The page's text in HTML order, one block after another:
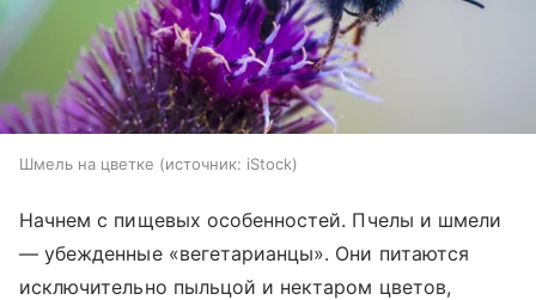
Шмель на цветке источник: iStock
Начнем с пищевых особенностей. Пчелы и шмели
— убежденные «вегетарианцы». Они питаются
исключительно пыльцой и нектаром цветов,